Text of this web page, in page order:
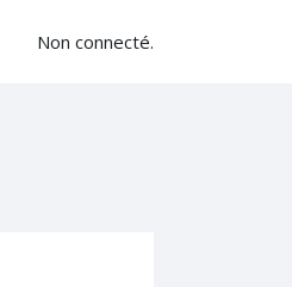
Non connecté.